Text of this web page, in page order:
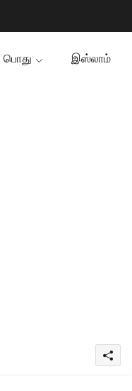
பொது இஸ்லாம்